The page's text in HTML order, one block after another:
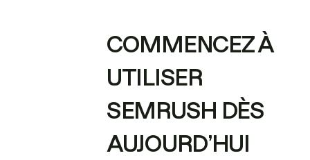
COMMENCEZ À
UTILISER
SEMRUSH DÈS
AUJOURD’HUI